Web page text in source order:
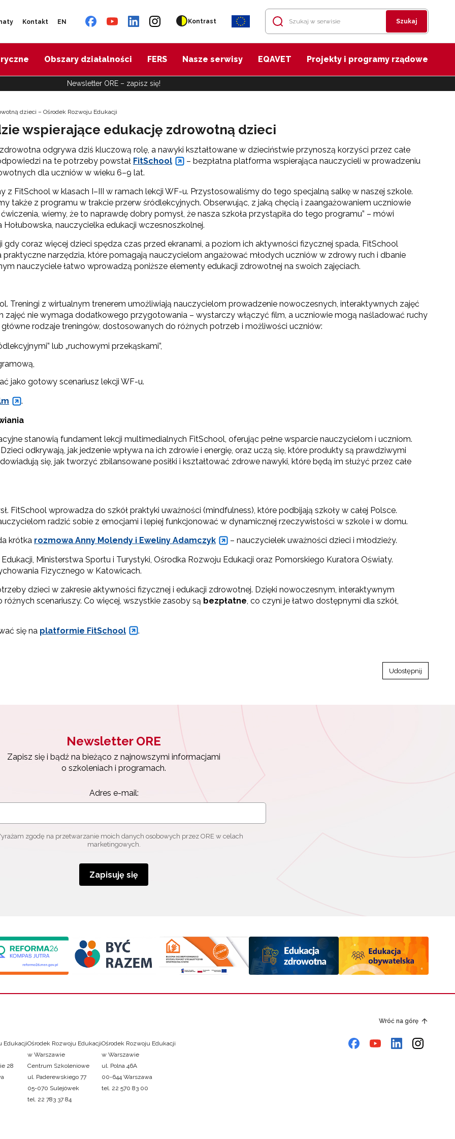
Kontakt EN Kontrast Szukaj
Obszary działalności FERS Nasze serwisy EQAVET Projekty i programy rządowe
Newsletter ORE – zapisz się!
dzieci – Ośrodek Rozwoju Edukacji
wspierające edukację zdrowotną dzieci
odgrywa dziś kluczową rolę, a nawyki kształtowane w dzieciństwie przynoszą korzyści przez całe
na te potrzeby powstał FitSchool
– bezpłatna platforma wspierająca nauczycieli w prowadzeniu
dla uczniów w wieku 6–9 lat.
z FitSchool w klasach I–III w ramach lekcji WF-u. Przystosowaliśmy do tego specjalną salkę w naszej szkole.
także z programu w trakcie przerw śródlekcyjnych. Obserwując, z jaką chęcią i zaangażowaniem uczniowie
wiemy, że to naprawdę dobry pomysł, że nasza szkoła przystąpiła do tego programu” – mówi
Hołubowska, nauczycielka edukacji wczesnoszkolnej.
gdy coraz więcej dzieci spędza czas przed ekranami, a poziom ich aktywności fizycznej spada, FitSchool
praktyczne narzędzia, które pomagają nauczycielom angażować młodych uczniów w zdrowy ruch i dbanie
nauczyciele łatwo wprowadzą poniższe elementy edukacji zdrowotnej na swoich zajęciach.
Treningi z wirtualnym trenerem umożliwiają nauczycielom prowadzenie nowoczesnych, interaktywnych zajęć
nie wymaga dodatkowego przygotowania – wystarczy włączyć film, a uczniowie mogą naśladować ruchy
rodzaje treningów, dostosowanych do różnych potrzeb i możliwości uczniów:
lub „ruchowymi przekąskami”,
jako gotowy scenariusz lekcji WF-u.
.
stanowią fundament lekcji multimedialnych FitSchool, oferując pełne wsparcie nauczycielom i uczniom.
odkrywają, jak jedzenie wpływa na ich zdrowie i energię, oraz uczą się, które produkty są prawdziwymi
się, jak tworzyć zbilansowane posiłki i kształtować zdrowe nawyki, które będą im służyć przez całe
FitSchool wprowadza do szkół praktyki uważności (mindfulness), które podbijają szkoły w całej Polsce.
radzić sobie z emocjami i lepiej funkcjonować w dynamicznej rzeczywistości w szkole i w domu.
krótka rozmowa Anny Molendy i Eweliny Adamczyk
– nauczycielek uważności dzieci i młodzieży.
Ministerstwa Sportu i Turystyki, Ośrodka Rozwoju Edukacji oraz Pomorskiego Kuratora Oświaty.
Fizycznego w Katowicach.
dzieci w zakresie aktywności fizycznej i edukacji zdrowotnej. Dzięki nowoczesnym, interaktywnym
scenariuszy. Co więcej, wszystkie zasoby są bezpłatne , co czyni je łatwo dostępnymi dla szkół,
się na platformie FitSchool .
Udostępnij
Newsletter ORE
Zapisz się i bądź na bieżąco z najnowszymi informacjami
o szkoleniach i programach.
Adres e-mail:
zgodę na przetwarzanie moich danych osobowych przez ORE w celach
marketingowych.
Zapisuję się
Wróć na górę
Edukacji
28
Ośrodek Rozwoju Edukacji
w Warszawie
Centrum Szkoleniowe
ul. Paderewskiego 77
05-070 Sulejówek
tel. 22 783 37 84
Ośrodek Rozwoju Edukacji
w Warszawie
ul. Polna 46A
00-644 Warszawa
tel. 22 570 83 00